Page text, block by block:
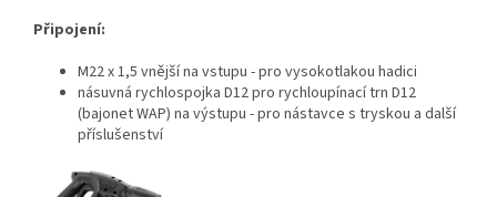
Připojení:
M22 x 1,5 vnější na vstupu - pro vysokotlakou hadici
násuvná rychlospojka D12 pro rychloupínací trn D12
(bajonet WAP) na výstupu - pro nástavce s tryskou a další
příslušenství